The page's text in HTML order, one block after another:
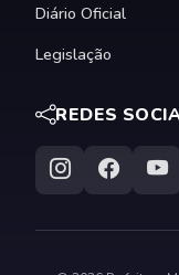
Diário Oficial
Legislação
REDES